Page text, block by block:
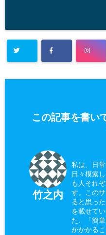
この記事を書い
竹之内
私は、日
日々模索
も人それ
す。この
ると思っ
を載せて
た、「簡
がかかる